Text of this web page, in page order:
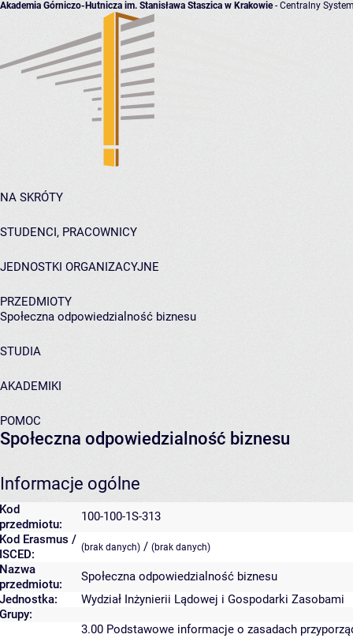
Akademia Górniczo-Hutnicza im. Stanisława Staszica w Krakowie- Centralny
NA SKRÓTY
STUDENCI, PRACOWNICY
JEDNOSTKI ORGANIZACYJNE
PRZEDMIOTY
Społeczna odpowiedzialność biznesu
STUDIA
AKADEMIKI
POMOC
Społeczna odpowiedzialność biznesu
Informacje ogólne
Kod
przedmiotu:
100-100-1S-313
Kod Erasmus /
ISCED:
(brak danych) / (brak danych)
Nazwa
przedmiotu:
Społeczna odpowiedzialność biznesu
Jednostka:
Wydział Inżynierii Lądowej i Gospodarki Zasobami
Grupy:
3.00 Podstawowe informacje o zasadach